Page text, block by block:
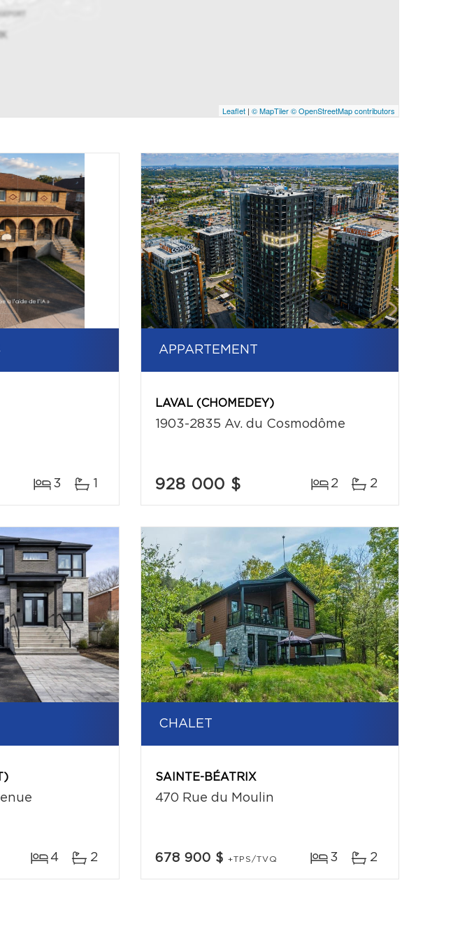
Leaflet | © MapTiler© OpenStreetMap contributors
3 1
APPARTEMENT
LAVAL (CHOMEDEY)
1903-2835 Av. du Cosmodôme
928 000 $ 2 2
4 2
CHALET
SAINTE-BÉATRIX
470 Rue du Moulin
678 900 $ +TPS/TVQ 3 2